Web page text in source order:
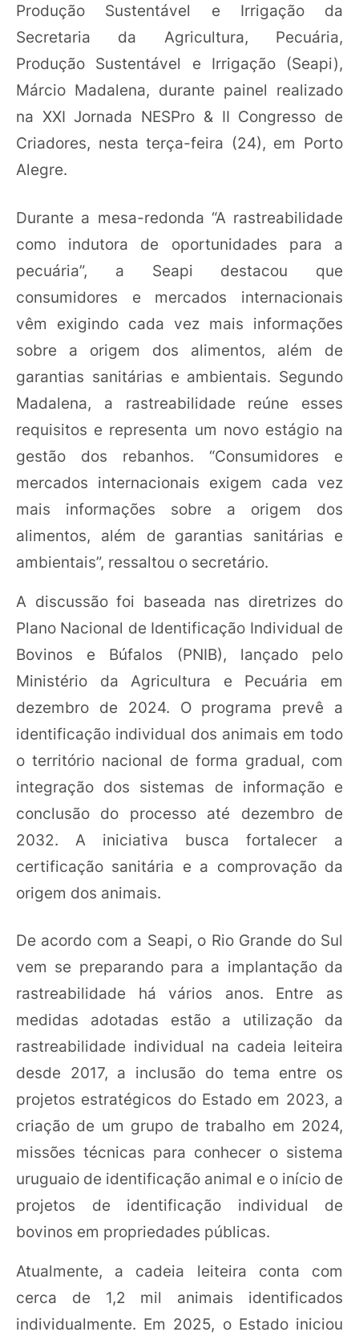
Produção Sustentável e Irrigação da
Secretaria da Agricultura, Pecuária,
Produção Sustentável e Irrigação (Seapi),
Márcio Madalena, durante painel realizado
na XXI Jornada NESPro & II Congresso de
Criadores, nesta terça-feira (24), em Porto
Alegre.
Durante a mesa-redonda “A rastreabilidade
como indutora de oportunidades para a
pecuária”, a Seapi destacou que
consumidores e mercados internacionais
vêm exigindo cada vez mais informações
sobre a origem dos alimentos, além de
garantias sanitárias e ambientais. Segundo
Madalena, a rastreabilidade reúne esses
requisitos e representa um novo estágio na
gestão dos rebanhos. “Consumidores e
mercados internacionais exigem cada vez
mais informações sobre a origem dos
alimentos, além de garantias sanitárias e
ambientais”, ressaltou o secretário.
A discussão foi baseada nas diretrizes do
Plano Nacional de Identificação Individual de
Bovinos e Búfalos (PNIB), lançado pelo
Ministério da Agricultura e Pecuária em
dezembro de 2024. O programa prevê a
identificação individual dos animais em todo
o território nacional de forma gradual, com
integração dos sistemas de informação e
conclusão do processo até dezembro de
2032. A iniciativa busca fortalecer a
certificação sanitária e a comprovação da
origem dos animais.
De acordo com a Seapi, o Rio Grande do Sul
vem se preparando para a implantação da
rastreabilidade há vários anos. Entre as
medidas adotadas estão a utilização da
rastreabilidade individual na cadeia leiteira
desde 2017, a inclusão do tema entre os
projetos estratégicos do Estado em 2023, a
criação de um grupo de trabalho em 2024,
missões técnicas para conhecer o sistema
uruguaio de identificação animal e o início de
projetos de identificação individual de
bovinos em propriedades públicas.
Atualmente, a cadeia leiteira conta com
cerca de 1,2 mil animais identificados
individualmente. Em 2025, o Estado iniciou